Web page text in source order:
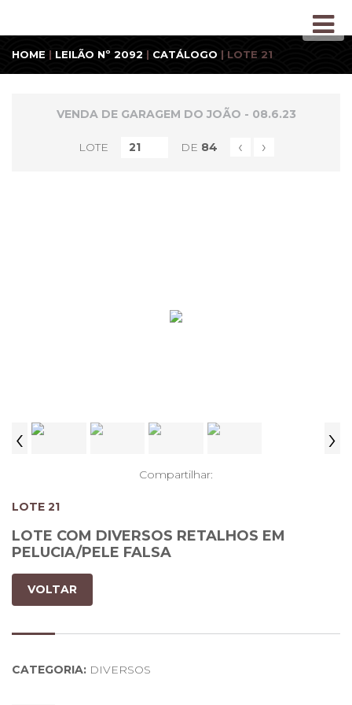
HOME | LEILÃO Nº 2092 | CATÁLOGO | LOTE 21
VENDA DE GARAGEM DO JOÃO - 08.6.23
LOTE DE 84 ‹ ›
‹ ›
Compartilhar:
LOTE 21
LOTE COM DIVERSOS RETALHOS EM
PELUCIA/PELE FALSA
VOLTAR
CATEGORIA: DIVERSOS